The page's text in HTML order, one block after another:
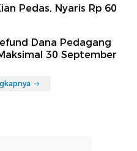
Pedas, Nyaris Rp 60
Dana Pedagang
30 September